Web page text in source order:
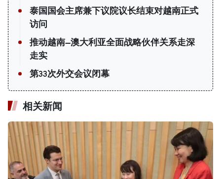
泰国国会主席兼下议院议长结束对越南正式
访问
推动越南—澳大利亚全面战略伙伴关系走深
走实
第33次外交会议闭幕
相关新闻